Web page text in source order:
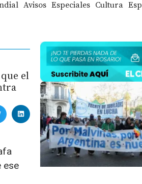
Avisos Especiales Cultura
el
ese